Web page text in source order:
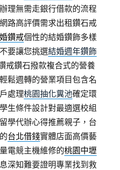
理無需走銀行借款的流程
路高評價需求出租鑽石戒
鑽戒個性的結婚鑽飾多樣
要讓您挑選結婚週年鑽飾
戒鑽石撥款複合式的營養
輕鬆週轉的營業項目包含名
處理桃園抽化糞池確定環
生條件設計對最適選校組
學代辦心得推薦親子，台
台北借錢實體店面高價藝
電競主機維修的桃園中壢
深知難要證明專業找到救